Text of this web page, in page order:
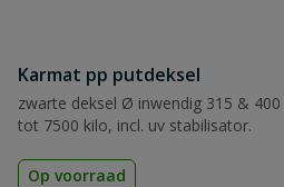
Karmat pp putdeksel
zwarte deksel Ø inwendig 315 &
tot 7500 kilo, incl. uv stabilisator.
Op voorraad